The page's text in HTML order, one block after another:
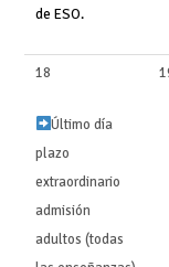
de ESO.
18
Último día
plazo
extraordinario
admisión
adultos (todas